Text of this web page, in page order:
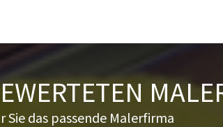
Sie das passende Malerfirma